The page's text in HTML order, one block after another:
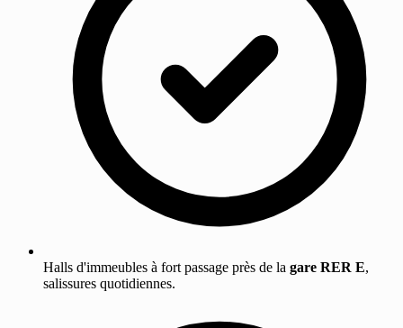
Halls d'immeubles à fort passage près de la gare RER E,
salissures quotidiennes.